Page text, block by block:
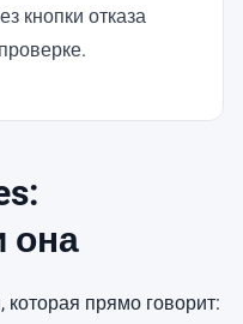
кнопки отказа
она
прямо говорит: